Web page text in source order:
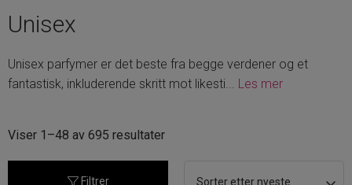
Unisex
Unisex parfymer er det beste fra begge verdener og et
fantastisk, inkluderende skritt mot likesti... Les mer
Viser 1–48 av 695 resultaterSortert
nyeste
Filtrer